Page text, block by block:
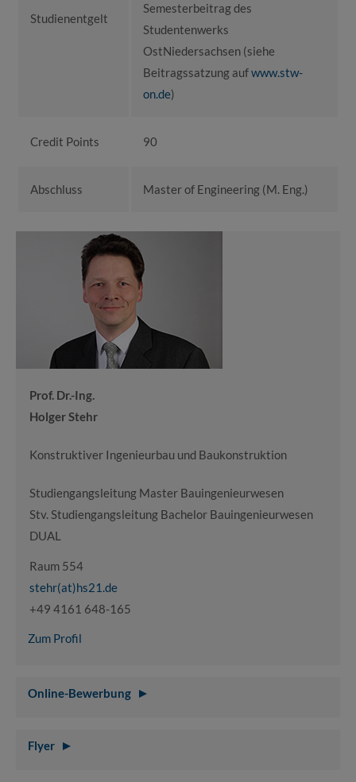
Studienentgelt
Semesterbeitrag des
Studentenwerks
OstNiedersachsen (siehe
Beitragssatzung aufwww.stw-
on.de)
Credit Points 90
Abschluss Master of Engineering (M. Eng.)
Prof. Dr.-Ing.
Holger Stehr
Konstruktiver Ingenieurbau und Baukonstruktion
Studiengangsleitung Master Bauingenieurwesen
Stv. Studiengangsleitung Bachelor Bauingenieurwesen
DUAL
Raum 554
stehr(at)hs21.de
+49 4161 648-165
Zum Profil
Online-Bewerbung
Flyer